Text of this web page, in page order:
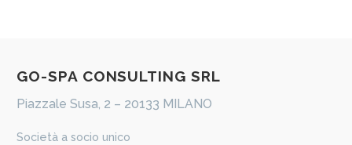
​GO-​​SPA CONSULTING SRL
Piazzale Susa, 2 – 20133 MILANO
​Società a socio unico